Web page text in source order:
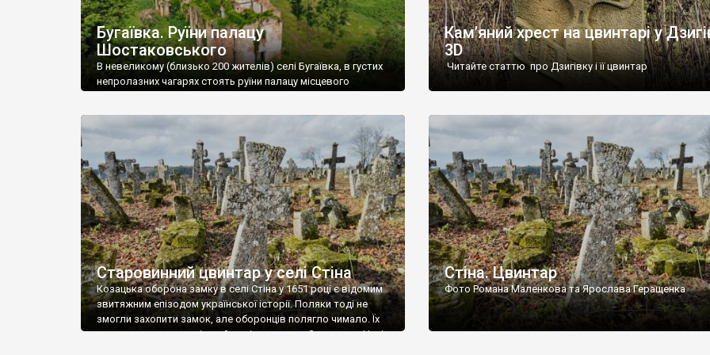
Бугаївка. Руїни палацу
Шостаковського
В невеликому (близько 200 жителів) селі Бугаївка, в густих
непролазних чагарях стоять руїни палацу місцевого
потім клуб, ще пізніше – гуртожиток. У 60-х роках минулого
століття тут розмістили туберкульозну лікарню. Коли із
палацу виїхала лікарня – ми точно не […]
Кам’яний хрест на цвинтарі у
3D
Читайте статтю про Дзигівку і її цвинтар
Старовинний цвинтар у селі Стіна
Козацька оборона замку в селі Стіна у 1651 році є відомим
звитяжним епізодом української історії. Поляки тоді не
змогли захопити замок, але оборонців полягло чимало. Їх
поховали на цвинтарі, який тоді називався Замковим. Нині
Стіна. Цвинтар
Фото Романа Маленкова та Ярослава Геращенка